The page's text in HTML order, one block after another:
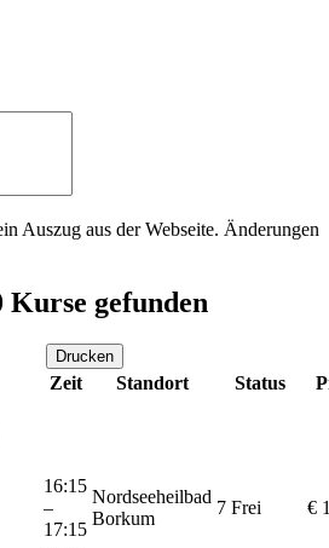
Auszug aus der Webseite. Änderungen
Kurse gefunden
Drucken
Zeit Standort Status
16:15
–
17:15
Nordseeheilbad
Borkum
7 Frei €